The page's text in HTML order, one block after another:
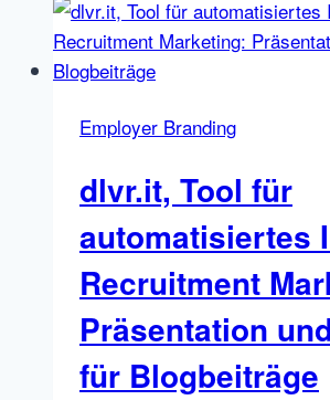
Relationship
Management
für
Recruiting
und
Talent
Lead
Nurturing
Employer Branding
dlvr.it, Tool für
automatisiertes
Recruitment
Präsentation
für Blogbeiträge